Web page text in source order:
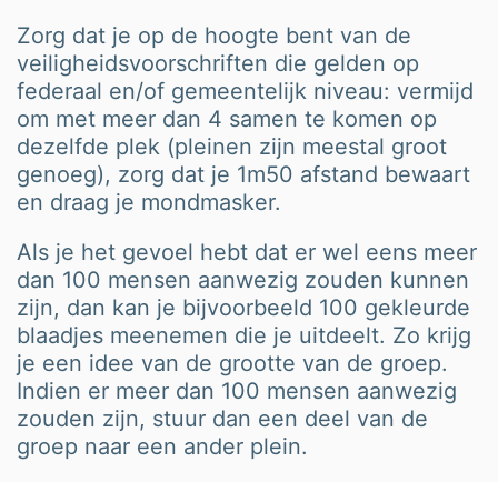
Zorg dat je op de hoogte bent van de
veiligheidsvoorschriften die gelden op
federaal en/of gemeentelijk niveau: vermijd
om met meer dan 4 samen te komen op
dezelfde plek (pleinen zijn meestal groot
genoeg), zorg dat je 1m50 afstand bewaart
en draag je mondmasker.
Als je het gevoel hebt dat er wel eens meer
dan 100 mensen aanwezig zouden kunnen
zijn, dan kan je bijvoorbeeld 100 gekleurde
blaadjes meenemen die je uitdeelt. Zo krijg
je een idee van de grootte van de groep.
Indien er meer dan 100 mensen aanwezig
zouden zijn, stuur dan een deel van de
groep naar een ander plein.